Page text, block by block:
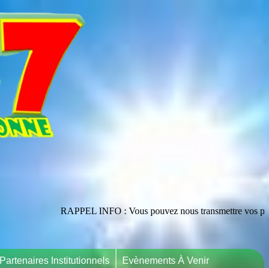
RAPPEL INFO : Vous pouvez nous transmettre vos publications
Partenaires Institutionnels Evènements À Venir